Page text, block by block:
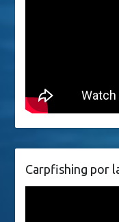
Carpfishing por